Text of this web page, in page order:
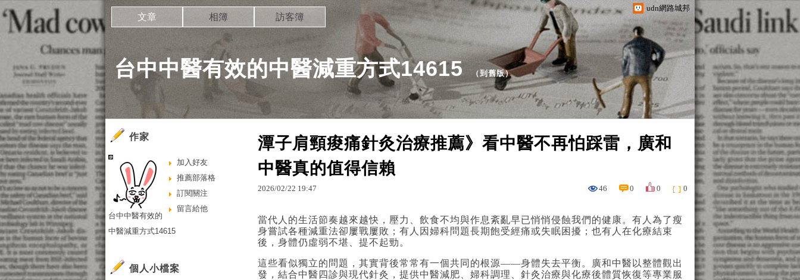
udn網路城邦
台中中醫有效的中醫減重方式14615 （到舊版）
文章 相簿 訪客簿
潭子肩頸痠痛針灸治療推薦》看中醫不再怕踩雷，廣和
中醫真的值得信賴
2026/02/22 19:47 46 0 0 0
當代人的生活節奏越來越快，壓力、飲食不均與作息紊亂早已悄悄侵蝕我們的健康。有人為了瘦
身嘗試各種減重法卻屢戰屢敗；有人因婦科問題長期飽受經痛或失眠困擾；也有人在化療結束
後，身體仍虛弱不堪、提不起勁。
這些看似獨立的問題，其實背後常常有一個共同的根源——身體失去平衡。廣和中醫以整體觀出
發，結合中醫四診與現代針灸，提供中醫減肥、婦科調理、針灸治療與化療後體質恢復等專業服
作家
加入好友
推薦部落格
訂閱關注
留言給他
台中中醫有效的
中醫減重方式14615
個人小檔案